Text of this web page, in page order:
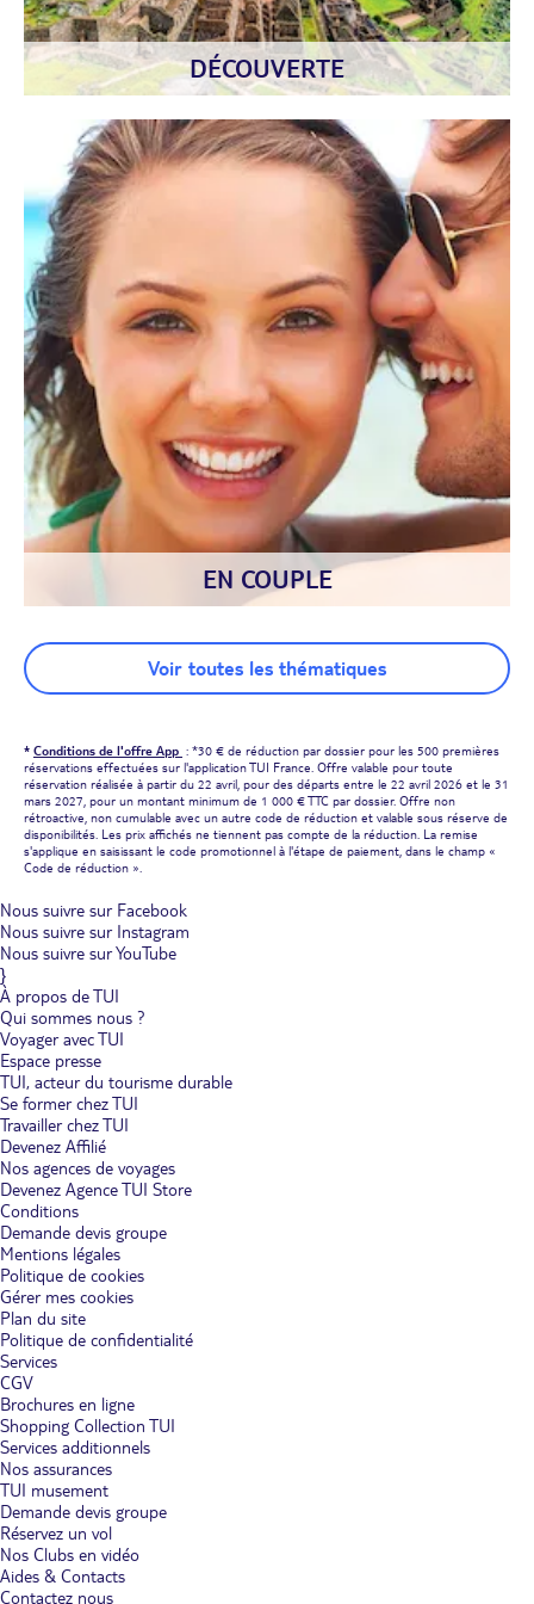
DÉCOUVERTE
EN COUPLE
Voir toutes les thématiques
* Conditions de l'offre App : *30 € de réduction par dossier pour les 500 premières
réservations effectuées sur l'application TUI France. Offre valable pour toute
réservation réalisée à partir du 22 avril, pour des départs entre le 22 avril 2026 et le 31
mars 2027, pour un montant minimum de 1 000 € TTC par dossier. Offre non
rétroactive, non cumulable avec un autre code de réduction et valable sous réserve de
disponibilités. Les prix affichés ne tiennent pas compte de la réduction. La remise
s'applique en saisissant le code promotionnel à l'étape de paiement, dans le champ «
Code de réduction ».
Nous suivre sur Facebook
Nous suivre sur Instagram
Nous suivre sur YouTube
}
À propos de TUI
Qui sommes nous ?
Voyager avec TUI
Espace presse
TUI, acteur du tourisme durable
Se former chez TUI
Travailler chez TUI
Devenez Affilié
Nos agences de voyages
Devenez Agence TUI Store
Conditions
Demande devis groupe
Mentions légales
Politique de cookies
Gérer mes cookies
Plan du site
Politique de confidentialité
Services
CGV
Brochures en ligne
Shopping Collection TUI
Services additionnels
Nos assurances
TUI musement
Demande devis groupe
Réservez un vol
Nos Clubs en vidéo
Aides & Contacts
Contactez nous